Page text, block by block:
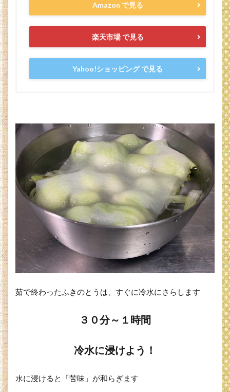
Amazon で見る
楽天市場 で見る
Yahoo!ショッピング で見る
茹で終わったふきのとうは、すぐに冷水にさらします
３０分～１時間
冷水に浸けよう！
水に浸けると「苦味」が和らぎます